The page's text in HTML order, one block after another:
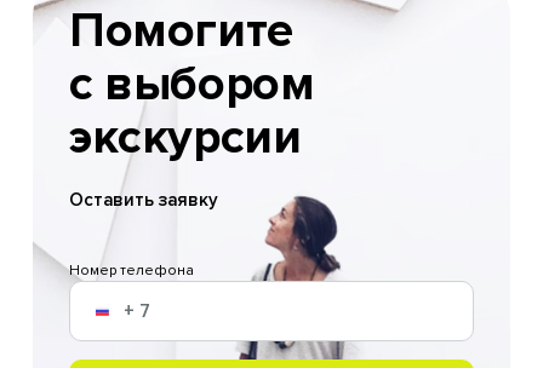
Помогите
с выбором
экскурсии
Оставить заявку
Номер телефона